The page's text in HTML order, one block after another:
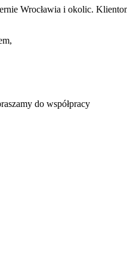
Wrocławia i okolic.
do współpracy